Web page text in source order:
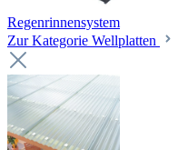
Regenrinnensystem
Zur Kategorie Wellplatten